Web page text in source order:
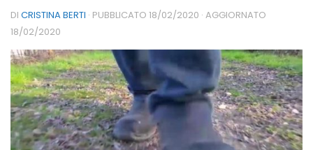
DI CRISTINA BERTI · PUBBLICATO 18/02/2020 · AGGIORNATO
18/02/2020